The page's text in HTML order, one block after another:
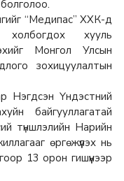
“Медипас” ХХК-д
холбогдох хууль
Монгол Улсын
зохицуулалтын
Үндэстний
байгууллагатай
түншлэлийн Нарийн
өргөжүүлэх нь
13 орон гишүүнээр